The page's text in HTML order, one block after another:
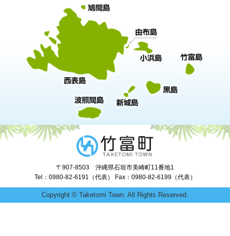
〒907-8503 沖縄県石垣市美崎町11番地1
Tel：0980-82-6191（代表） Fax：0980-82-6199（代表）
Copyright © Taketomi Town. All Rights Reserved.